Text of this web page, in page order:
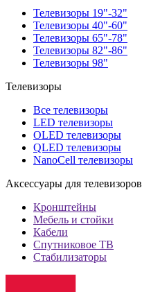
Телевизоры 19"-32"
Телевизоры 40"-60"
Телевизоры 65"-78"
Телевизоры 82"-86"
Телевизоры 98"
Телевизоры
Все телевизоры
LED телевизоры
OLED телевизоры
QLED телевизоры
NanoCell телевизоры
Аксессуары для телевизоров
Кронштейны
Мебель и стойки
Кабели
Спутниковое ТВ
Стабилизаторы